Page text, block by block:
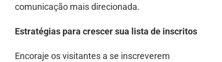
comunicação mais direcionada.
Estratégias para crescer sua lista de inscritos
Encoraje os visitantes a se inscreverem